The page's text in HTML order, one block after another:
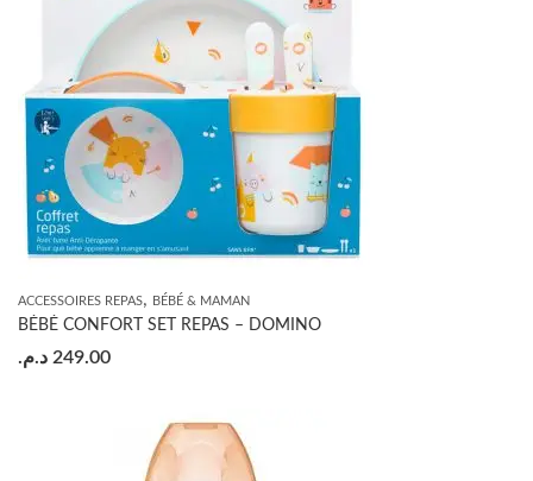
ACCESSOIRES REPAS, BÉBÉ & MAMAN
BÉBÉ CONFORT SET REPAS – DOMINO
249.00 د.م.